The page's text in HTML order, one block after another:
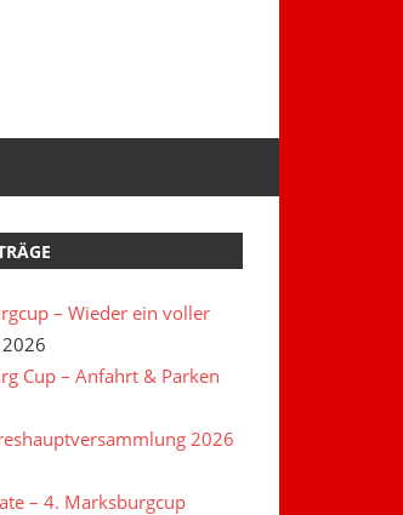
– Wieder ein voller
Cup – Anfahrt & Parken
2026
– 4. Marksburgcup